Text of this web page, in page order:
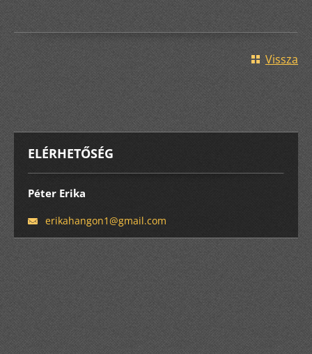
Vissza
ELÉRHETŐSÉG
Péter Erika
erikahangon1@gmail.com